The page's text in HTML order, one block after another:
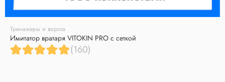
Тренажеры и ворота
Имитатор вратаря VITOKIN PRO с сеткой
(160)